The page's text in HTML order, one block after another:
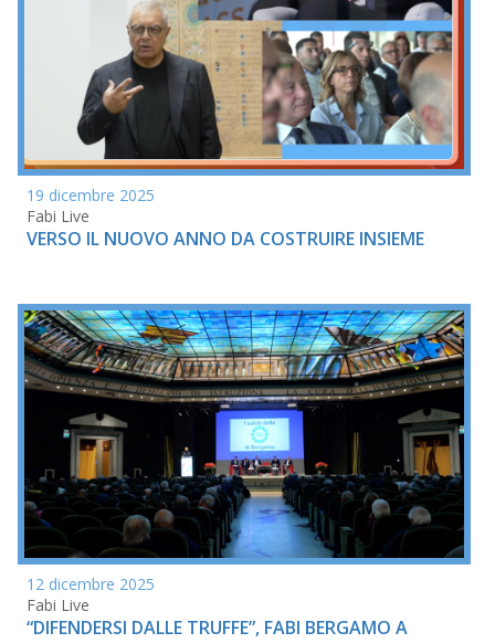
19 dicembre 2025
Fabi Live
VERSO IL NUOVO ANNO DA COSTRUIRE INSIEME
12 dicembre 2025
Fabi Live
“DIFENDERSI DALLE TRUFFE”, FABI BERGAMO A